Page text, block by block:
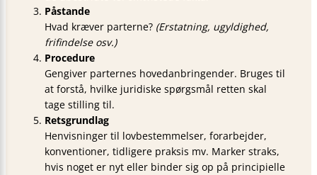
Påstande
Hvad kræver parterne? (Erstatning, ugyldighed,
frifindelse osv.)
Procedure
Gengiver parternes hoved­anbringender. Bruges til
at forstå, hvilke juridiske spørgsmål retten skal
tage stilling til.
Retsgrundlag
Henvisninger til lov­bestemmelser, forarbejder,
konventioner, tidligere praksis mv. Marker straks,
hvis noget er nyt eller binder sig op på principielle